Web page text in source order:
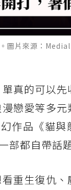
圖片來源：
真的可以
戀愛等多
作品《貓與
部都自帶話
重生復仇